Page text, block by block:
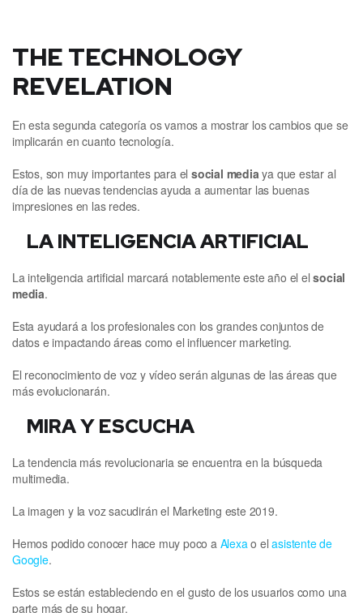
THE TECHNOLOGY
REVELATION
En esta segunda categoría os vamos a mostrar los cambios que se
implicarán en cuanto tecnología.
Estos, son muy importantes para el social media ya que estar al
día de las nuevas tendencias ayuda a aumentar las buenas
impresiones en las redes.
LA INTELIGENCIA ARTIFICIAL
La inteligencia artificial marcará notablemente este año el elsocial
media.
Esta ayudará a los profesionales con los grandes conjuntos de
datos e impactando áreas como el influencer marketing.
El reconocimiento de voz y vídeo serán algunas de las áreas que
más evolucionarán.
MIRA Y ESCUCHA
La tendencia más revolucionaria se encuentra en la búsqueda
multimedia.
La imagen y la voz sacudirán el Marketing este 2019.
Hemos podido conocer hace muy poco a Alexao elasistente de
Google.
Estos se están estableciendo en el gusto de los usuarios como una
parte más de su hogar.